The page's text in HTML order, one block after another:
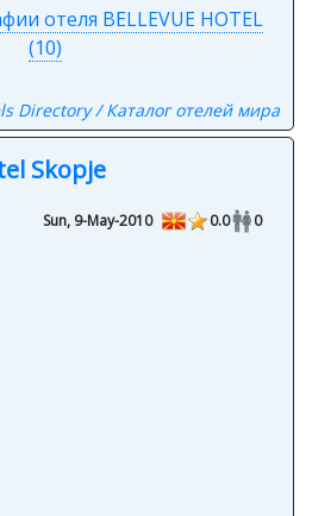
отеля BELLEVUE HOTEL
(10)
Directory / Каталог отелей мира
Skopje
Sun, 9-May-2010 0.0 0